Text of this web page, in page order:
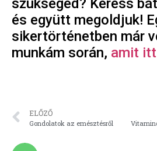
szükséged? Keress
és együtt megoldjuk!
sikertörténetben már
munkám során, amit
ELŐZŐ
Gondolatok az emésztésről